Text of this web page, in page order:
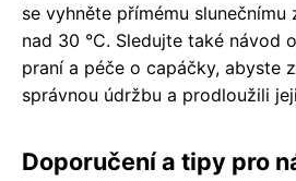
se vyhněte přímému slunečnímu
nad 30 °C. Sledujte také návod
praní a péče o capáčky, abyste
správnou údržbu a prodloužili
Doporučení a tipy pro